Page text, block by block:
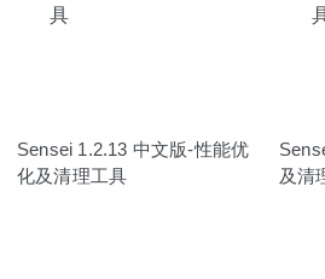
Sensei 1.2.13 中文版-性能优
化及清理工具
及清